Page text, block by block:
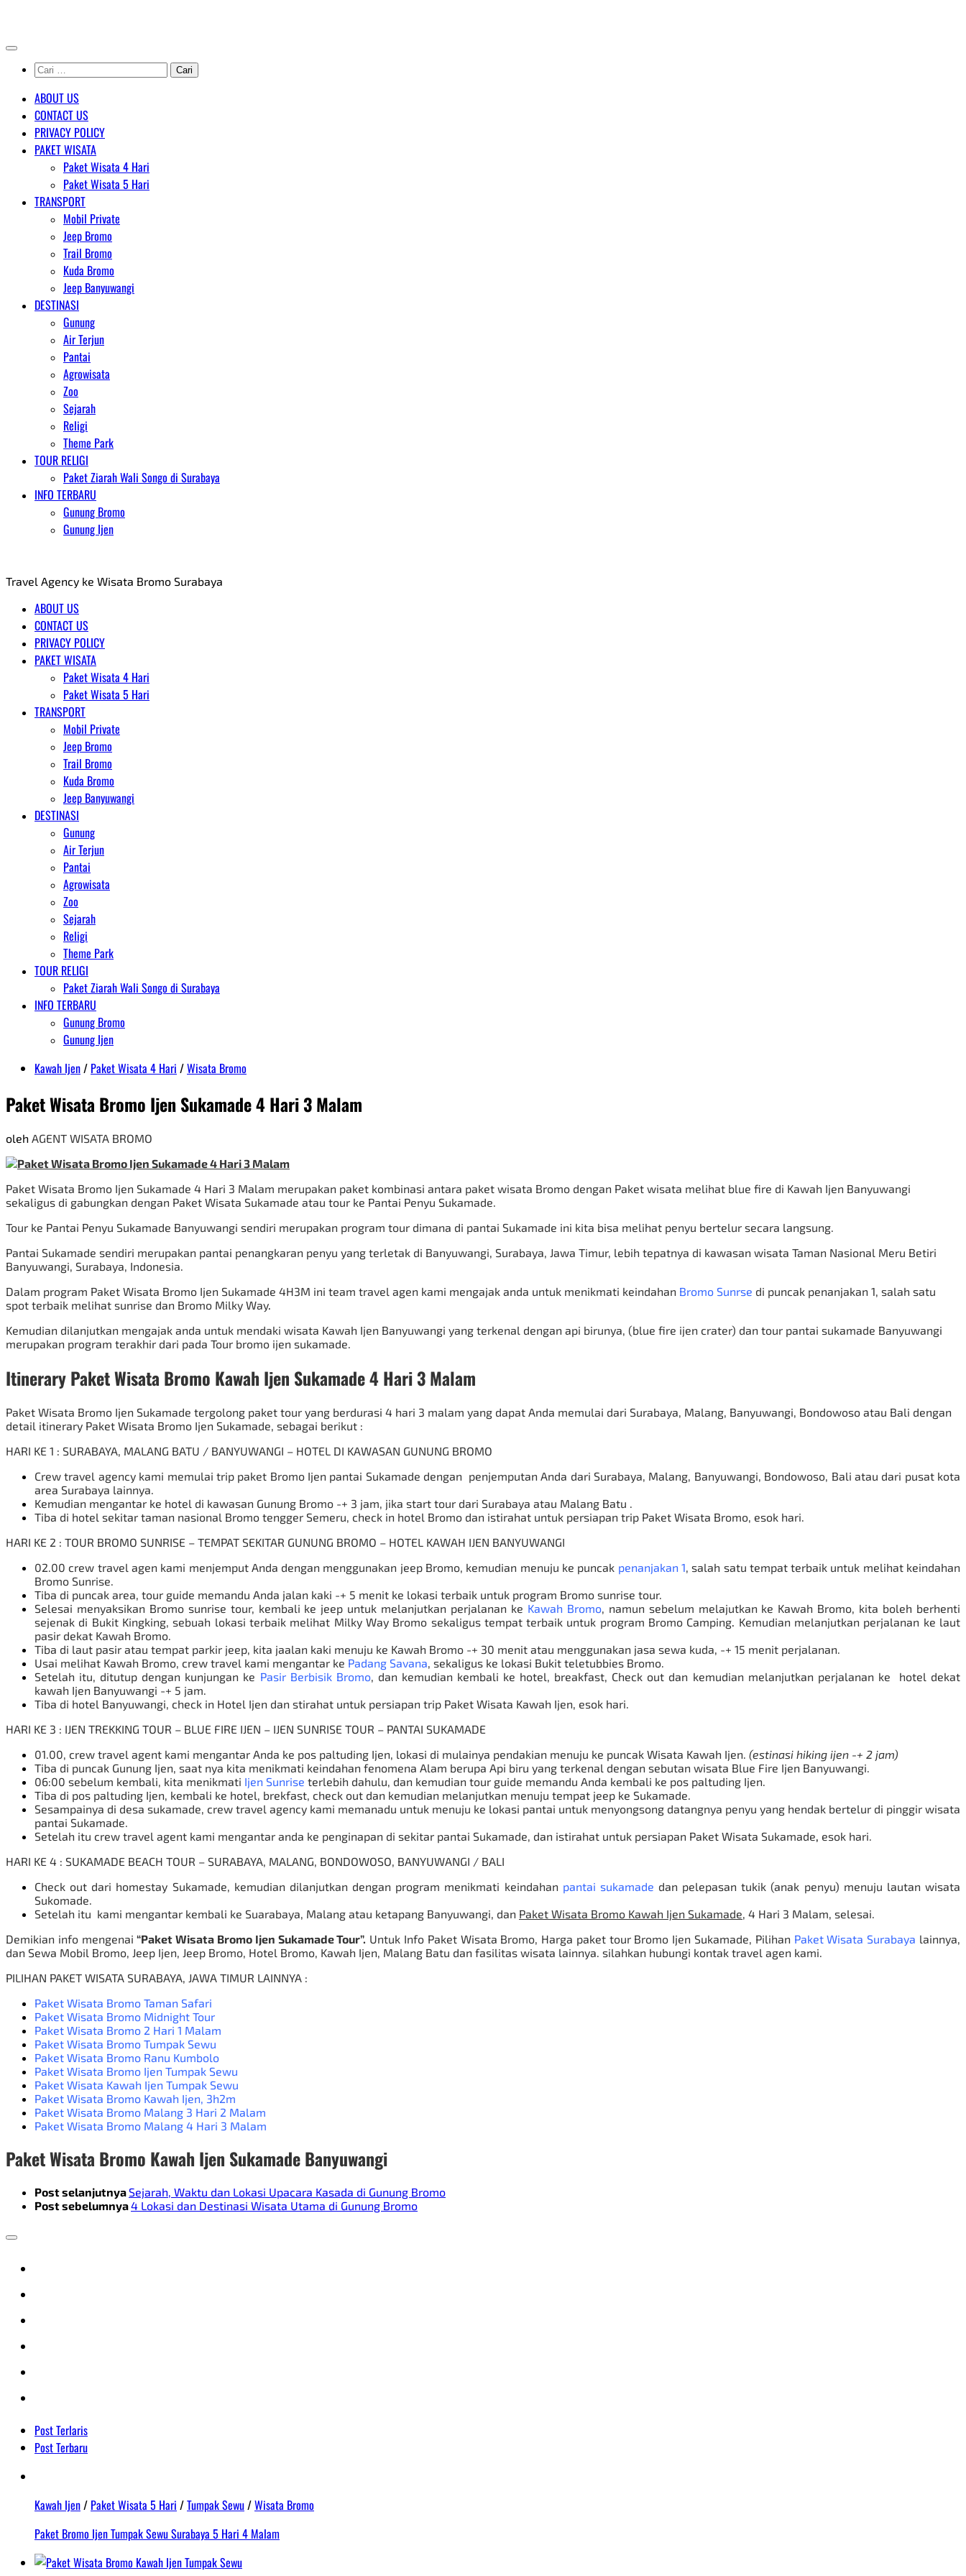
content
Cari
untuk:
ABOUT US
CONTACT US
PRIVACY POLICY
PAKET WISATA
Paket Wisata 4 Hari
Paket Wisata 5 Hari
TRANSPORT
Mobil Private
Jeep Bromo
Trail Bromo
Kuda Bromo
Jeep Banyuwangi
DESTINASI
Gunung
Air Terjun
Pantai
Agrowisata
Zoo
Sejarah
Religi
Theme Park
TOUR RELIGI
Paket Ziarah Wali Songo di Surabaya
INFO TERBARU
Gunung Bromo
Gunung Ijen
Travel Agency ke Wisata Bromo Surabaya
ABOUT US
CONTACT US
PRIVACY POLICY
PAKET WISATA
Paket Wisata 4 Hari
Paket Wisata 5 Hari
TRANSPORT
Mobil Private
Jeep Bromo
Trail Bromo
Kuda Bromo
Jeep Banyuwangi
DESTINASI
Gunung
Air Terjun
Pantai
Agrowisata
Zoo
Sejarah
Religi
Theme Park
TOUR RELIGI
Paket Ziarah Wali Songo di Surabaya
INFO TERBARU
Gunung Bromo
Gunung Ijen
Kawah Ijen/ Paket Wisata 4 Hari /Wisata Bromo
Paket Wisata Bromo Ijen Sukamade 4 Hari 3 Malam
oleh AGENT WISATA BROMO
Paket Wisata Bromo Ijen Sukamade 4 Hari 3 Malam merupakan paket kombinasi antara paket wisata Bromo dengan Paket wisata melihat blue fire di Kawah Ijen Banyuwangi
sekaligus di gabungkan dengan Paket Wisata Sukamade atau tour ke Pantai Penyu Sukamade.
Tour ke Pantai Penyu Sukamade Banyuwangi sendiri merupakan program tour dimana di pantai Sukamade ini kita bisa melihat penyu bertelur secara langsung.
Pantai Sukamade sendiri merupakan pantai penangkaran penyu yang terletak di Banyuwangi, Surabaya, Jawa Timur, lebih tepatnya di kawasan wisata Taman Nasional Meru Betiri
Banyuwangi, Surabaya, Indonesia.
Dalam program Paket Wisata Bromo Ijen Sukamade 4H3M ini team travel agen kami mengajak anda untuk menikmati keindahan Bromo Sunrse di puncak penanjakan 1, salah satu
spot terbaik melihat sunrise dan Bromo Milky Way.
Kemudian dilanjutkan mengajak anda untuk mendaki wisata Kawah Ijen Banyuwangi yang terkenal dengan api birunya, (blue fire ijen crater) dan tour pantai sukamade Banyuwangi
merupakan program terakhir dari pada Tour bromo ijen sukamade.
Itinerary Paket Wisata Bromo Kawah Ijen Sukamade 4 Hari 3 Malam
Paket Wisata Bromo Ijen Sukamade tergolong paket tour yang berdurasi 4 hari 3 malam yang dapat Anda memulai dari Surabaya, Malang, Banyuwangi, Bondowoso atau Bali dengan
detail itinerary Paket Wisata Bromo Ijen Sukamade, sebagai berikut :
HARI KE 1 : SURABAYA, MALANG BATU / BANYUWANGI – HOTEL DI KAWASAN GUNUNG BROMO
Crew travel agency kami memulai trip paket Bromo Ijen pantai Sukamade dengan penjemputan Anda dari Surabaya, Malang, Banyuwangi, Bondowoso, Bali atau dari pusat kota
area Surabaya lainnya.
Kemudian mengantar ke hotel di kawasan Gunung Bromo -+ 3 jam, jika start tour dari Surabaya atau Malang Batu .
Tiba di hotel sekitar taman nasional Bromo tengger Semeru , check in hotel Bromo dan istirahat untuk persiapan trip Paket Wisata Bromo , esok hari.
HARI KE 2 : TOUR BROMO SUNRISE – TEMPAT SEKITAR GUNUNG BROMO – HOTEL KAWAH IJEN BANYUWANGI
02.00 crew travel agen kami menjemput Anda dengan menggunakan jeep Bromo , kemudian menuju ke puncak penanjakan 1 , salah satu tempat terbaik untuk melihat keindahan
Bromo Sunrise.
Tiba di puncak area, tour guide memandu Anda jalan kaki -+ 5 menit ke lokasi terbaik untuk program Bromo sunrise tour.
Selesai menyaksikan Bromo sunrise tour, kembali ke jeep untuk melanjutkan perjalanan ke Kawah Bromo, namun sebelum melajutkan ke Kawah Bromo, kita boleh berhenti
sejenak di Bukit Kingking, sebuah lokasi terbaik melihat Milky Way Bromo sekaligus tempat terbaik untuk program Bromo Camping Kemudian melanjutkan perjalanan ke laut
pasir dekat Kawah Bromo.
Tiba di laut pasir atau tempat parkir jeep, kita jaalan kaki menuju ke Kawah Bromo -+ 30 menit atau menggunakan jasa sewa kuda, -+ 15 menit perjalanan.
Usai melihat Kawah Bromo, crew travel kami mengantar ke Padang Savana , sekaligus ke lokasi Bukit teletubbies Bromo.
Setelah itu, ditutup dengan kunjungan ke Pasir Berbisik Bromo, dan kemudian kembali ke hotel, breakfast, Check out dan kemudian melanjutkan perjalanan ke hotel dekat
kawah Ijen Banyuwangi -+ 5 jam.
Tiba di hotel Banyuwangi, check in Hotel Ijen dan stirahat untuk persiapan trip Paket Wisata Kawah Ijen, esok hari.
HARI KE 3 : IJEN TREKKING TOUR – BLUE FIRE IJEN – IJEN SUNRISE TOUR – PANTAI SUKAMADE
01.00, crew travel agent kami mengantar Anda ke pos paltuding Ijen, lokasi di mulainya pendakian menuju ke puncak Wisata Kawah Ijen (estinasi hiking ijen -+ 2 jam)
Tiba di puncak Gunung Ijen, saat nya kita menikmati keindahan fenomena Alam berupa Api biru yang terkenal dengan sebutan wisata Blue Fire Ijen Banyuwangi.
06:00 sebelum kembali, kita menikmati Ijen Sunrise terlebih dahulu, dan kemudian tour guide memandu Anda kembali ke pos paltuding Ijen.
Tiba di pos paltuding Ijen, kembali ke hotel, brekfast, check out dan kemudian melanjutkan menuju tempat jeep ke Sukamade.
Sesampainya di desa sukamade, crew travel agency kami memanadu untuk menuju ke lokasi pantai untuk menyongsong datangnya penyu yang hendak bertelur di pinggir wisata
pantai Sukamade.
Setelah itu crew travel agent kami mengantar anda ke penginapan di sekitar pantai Sukamade, dan istirahat untuk persiapan Paket Wisata Sukamade esok hari.
HARI KE 4 : SUKAMADE BEACH TOUR – SURABAYA, MALANG, BONDOWOSO, BANYUWANGI / BALI
Check out dari homestay Sukamade, kemudian dilanjutkan dengan program menikmati keindahan pantai sukamade dan pelepasan tukik (anak penyu) menuju lautan wisata
Sukomade.
Setelah itu kami mengantar kembali ke Suarabaya, Malang atau ketapang Banyuwangi, dan Paket Wisata Bromo Kawah Ijen Sukamade , 4 Hari 3 Malam, selesai.
Demikian info mengenai“Paket Wisata Bromo Ijen Sukamade Tour”. Untuk Info Paket Wisata Bromo, Harga paket tour Bromo Ijen Sukamade, Pilihan Paket Wisata Surabaya lainnya,
dan Sewa Mobil Bromo , Jeep Ijen, Jeep Bromo, Hotel Bromo, Kawah Ijen, Malang Batu dan fasilitas wisata lainnya. silahkan hubungi kontak travel agen kami.
PILIHAN PAKET WISATA SURABAYA , JAWA TIMUR LAINNYA :
Paket Wisata Bromo Taman Safari
Paket Wisata Bromo Midnight Tour
Paket Wisata Bromo 2 Hari 1 Malam
Paket Wisata Bromo Tumpak Sewu
Paket Wisata Bromo Ranu Kumbolo
Paket Wisata Bromo Ijen Tumpak Sewu
Paket Wisata Kawah Ijen Tumpak Sewu
Paket Wisata Bromo Kawah Ijen , 3h2m
Paket Wisata Bromo Malang 3 Hari 2 Malam
Paket Wisata Bromo Malang 4 Hari 3 Malam
Paket Wisata Bromo Kawah Ijen Sukamade Banyuwangi
Post selanjutnyaSejarah, Waktu dan Lokasi Upacara Kasada di Gunung Bromo
Post sebelumnya4 Lokasi dan Destinasi Wisata Utama di Gunung Bromo
Post Terlaris
Post Terbaru
Kawah Ijen/ Paket Wisata 5 Hari /Tumpak Sewu/Wisata Bromo
Paket Bromo Ijen Tumpak Sewu Surabaya 5 Hari 4 Malam